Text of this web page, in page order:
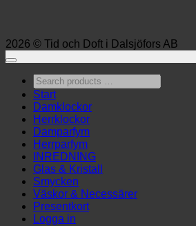
2026 © Tid och Doft i Dalsjöfors AB
Search
products
…
Start
Damklockor
Herrklockor
Damparfym
Herrparfym
INREDNING
Glas & Kristall
Smycken
Väskor & Necessärer
Presentkort
Logga in